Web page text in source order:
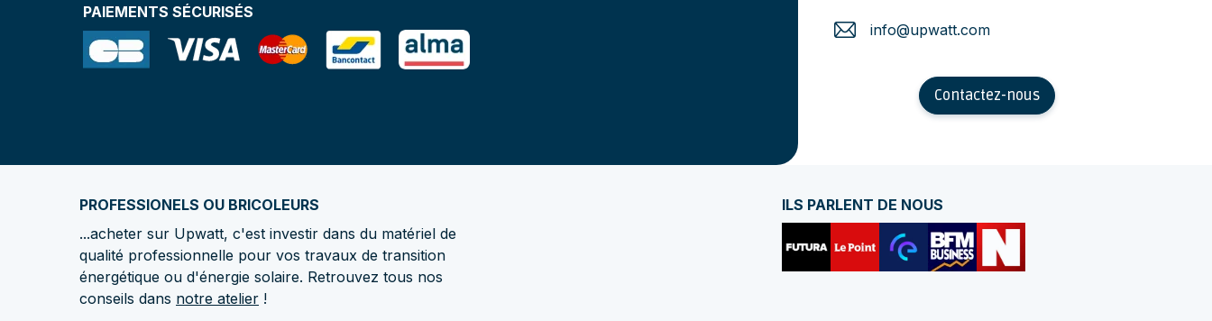
PAIEMENTS SÉCURISÉS
info@upwatt.com
Contactez-nous
PROFESSIONELS OU BRICOLEURS
...acheter sur Upwatt, c'est investir dans du matériel de
qualité professionnelle pour vos travaux de transition
énergétique ou d'énergie solaire. Retrouvez tous nos
conseils dans notre atelier !
ILS PARLENT DE NOUS